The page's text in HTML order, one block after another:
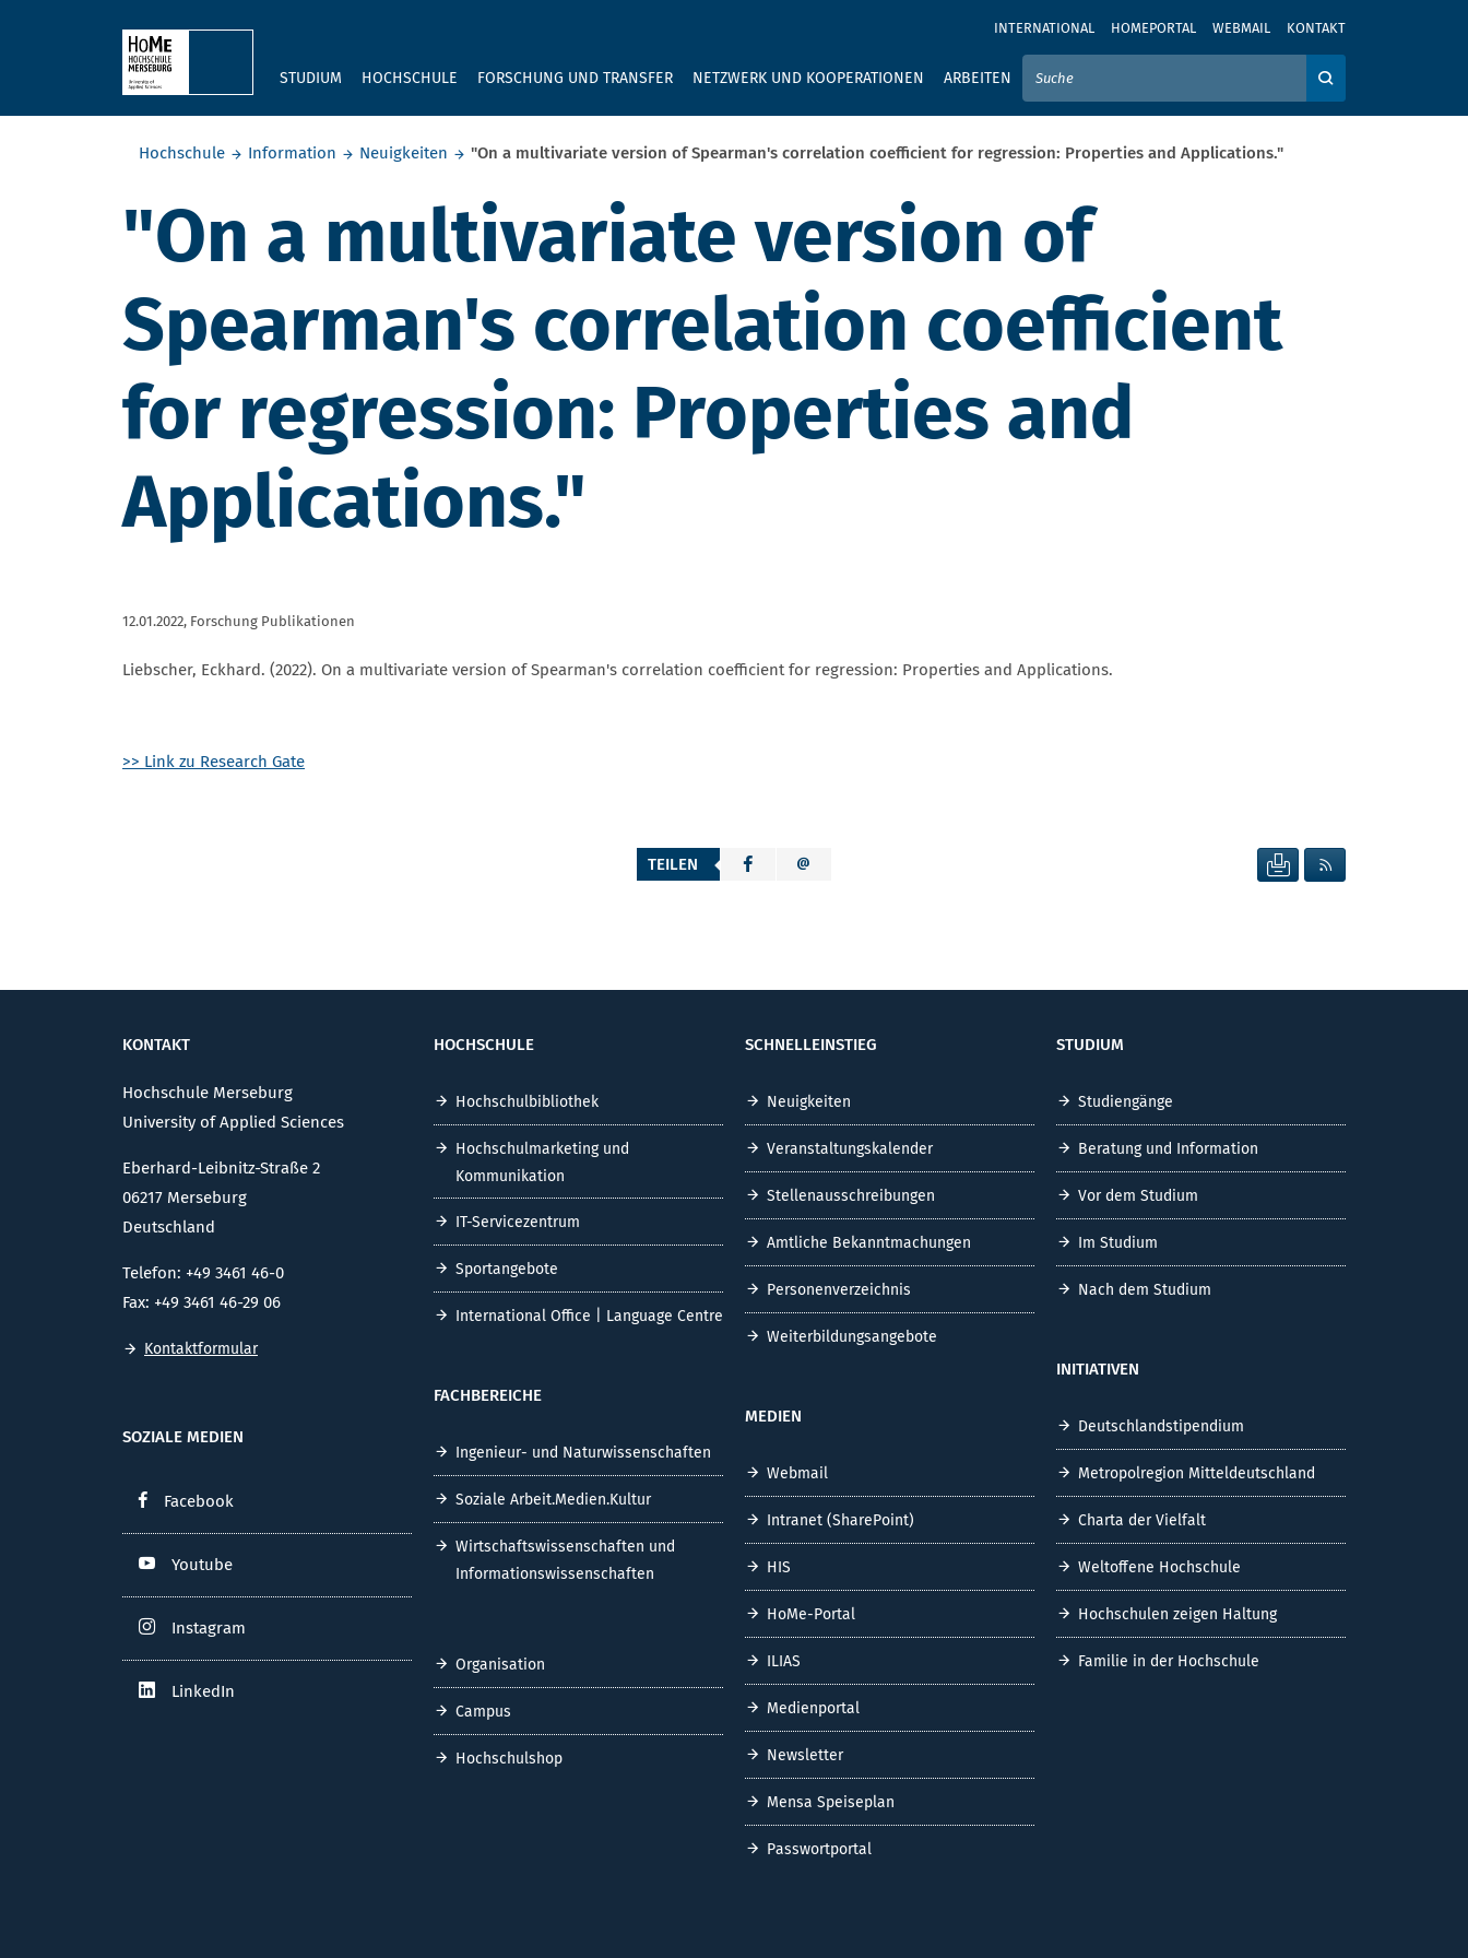
INTERNATIONAL HOMEPORTAL WEBMAIL KONTAKT
STUDIUM HOCHSCHULE FORSCHUNG UND TRANSFER NETZWERK UND KOOPERATIONEN ARBEITEN
GEBEN SIE HIER IHREN SUCHBEGRIFF EIN
Hochschule
Information Neuigkeiten "On a multivariate version of Spearman's correlation coefficient for regression: Properties and Applications."
"On a multivariate version of
Spearman's correlation coefficient
for regression: Properties and
Applications."
12.01.2022, Forschung Publikationen
Liebscher, Eckhard. (2022). On a multivariate version of Spearman's correlation coefficient for regression: Properties and Applications.
>> Link zu Research Gate
TEILEN SEITE DRUCKEN
KONTAKT
Hochschule Merseburg
University of Applied Sciences
Eberhard-Leibnitz-Straße 2
06217 Merseburg
Deutschland
Telefon: +49 3461 46-0
Fax: +49 3461 46-29 06
Kontaktformular
SOZIALE MEDIEN
Facebook
Youtube
Instagram
LinkedIn
HOCHSCHULE
Hochschulbibliothek
Hochschulmarketing und
Kommunikation
IT-Servicezentrum
Sportangebote
International Office | Language Centre
FACHBEREICHE
Ingenieur- und Naturwissenschaften
Soziale Arbeit.Medien.Kultur
Wirtschaftswissenschaften und
Informationswissenschaften
Organisation
Campus
Hochschulshop
SCHNELLEINSTIEG
Neuigkeiten
Veranstaltungskalender
Stellenausschreibungen
Amtliche Bekanntmachungen
Personenverzeichnis
Weiterbildungsangebote
MEDIEN
Webmail
Intranet (SharePoint)
HIS
HoMe-Portal
ILIAS
Medienportal
Newsletter
Mensa Speiseplan
Passwortportal
STUDIUM
Studiengänge
Beratung und Information
Vor dem Studium
Im Studium
Nach dem Studium
INITIATIVEN
Deutschlandstipendium
Metropolregion Mitteldeutschland
Charta der Vielfalt
Weltoffene Hochschule
Hochschulen zeigen Haltung
Familie in der Hochschule